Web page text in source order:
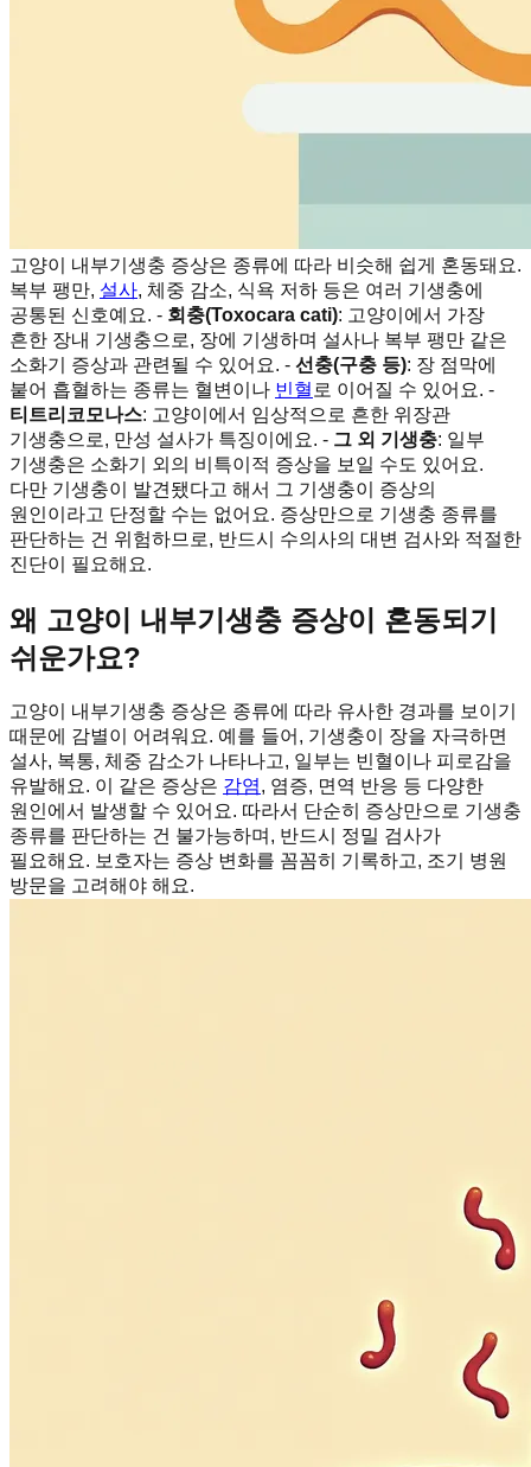
고양이 내부기생충 증상은 종류에 따라 비슷해 쉽게 혼동돼요.
복부 팽만, 설사, 체중 감소, 식욕 저하 등은 여러 기생충에
공통된 신호예요. - 회충(Toxocara cati): 고양이에서 가장
흔한 장내 기생충으로, 장에 기생하며 설사나 복부 팽만 같은
소화기 증상과 관련될 수 있어요. - 선충(구충 등): 장 점막에
붙어 흡혈하는 종류는 혈변이나 빈혈 로 이어질 수 있어요. -
티트리코모나스: 고양이에서 임상적으로 흔한 위장관
기생충으로, 만성 설사가 특징이에요. - 그 외 기생충: 일부
기생충은 소화기 외의 비특이적 증상을 보일 수도 있어요.
다만 기생충이 발견됐다고 해서 그 기생충이 증상의
원인이라고 단정할 수는 없어요. 증상만으로 기생충 종류를
판단하는 건 위험하므로, 반드시 수의사의 대변 검사와 적절한
진단이 필요해요.
왜 고양이 내부기생충 증상이 혼동되기
쉬운가요?
고양이 내부기생충 증상은 종류에 따라 유사한 경과를 보이기
때문에 감별이 어려워요. 예를 들어, 기생충이 장을 자극하면
설사, 복통, 체중 감소가 나타나고, 일부는 빈혈이나 피로감을
유발해요. 이 같은 증상은 감염, 염증, 면역 반응 등 다양한
원인에서 발생할 수 있어요. 따라서 단순히 증상만으로 기생충
종류를 판단하는 건 불가능하며, 반드시 정밀 검사가
필요해요. 보호자는 증상 변화를 꼼꼼히 기록하고, 조기 병원
방문을 고려해야 해요.